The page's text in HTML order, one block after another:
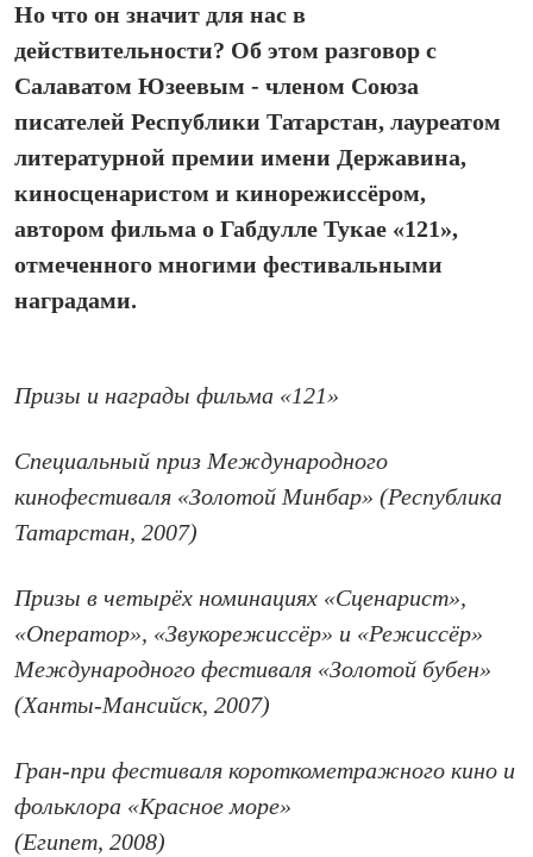
Но что он значит для нас в
действительности? Об этом разговор с
Салаватом Юзеевым - членом Союза
писателей Республики Татарстан, лауреатом
литературной премии имени Державина,
киносценаристом и кинорежиссёром,
автором фильма о Габдулле Тукае «121»,
отмеченного многими фестивальными
наградами.
Призы и награды фильма «121»
Специальный приз Международного
кинофестиваля «Золотой Минбар» (Республика
Татарстан, 2007)
Призы в четырёх номинациях «Сценарист»,
«Оператор», «Звукорежиссёр» и «Режиссёр»
Международного фестиваля «Золотой бубен»
(Ханты-Мансийск, 2007)
Гран-при фестиваля короткометражного кино и
фольклора «Красное море»
(Египет, 2008)